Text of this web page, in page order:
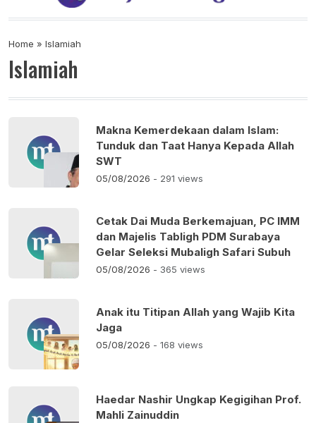
Majelis Tabligh Muhammadiyah
Syiar Dakwah Islam Berkemajuan dan
Home » Islamiah
Islamiah
Makna Kemerdekaan dalam Islam:
Tunduk dan Taat Hanya Kepada Allah
SWT
05/08/2026 - 291 views
Cetak Dai Muda Berkemajuan, PC IMM
dan Majelis Tabligh PDM Surabaya
Gelar Seleksi Mubaligh Safari Subuh
05/08/2026 - 365 views
Anak itu Titipan Allah yang Wajib Kita
Jaga
05/08/2026 - 168 views
Haedar Nashir Ungkap Kegigihan Prof.
Mahli Zainuddin